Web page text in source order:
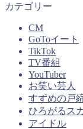
カテゴリー
CM
GoToイート
TikTok
TV番組
YouTuber
お笑い芸人
すずめの戸
ひろがるス
アイドル